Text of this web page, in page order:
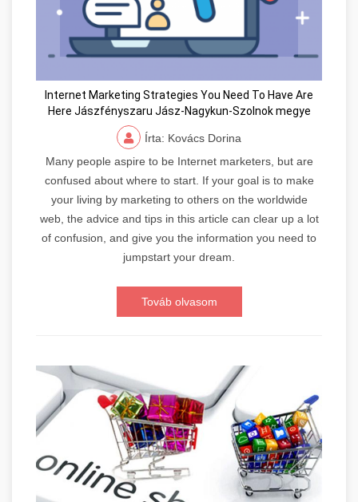
Internet Marketing Strategies You Need To Have Are
Here Jászfényszaru Jász-Nagykun-Szolnok megye
Írta: Kovács Dorina
Many people aspire to be Internet marketers, but are
confused about where to start. If your goal is to make
your living by marketing to others on the worldwide
web, the advice and tips in this article can clear up a lot
of confusion, and give you the information you need to
jumpstart your dream.
Továb olvasom